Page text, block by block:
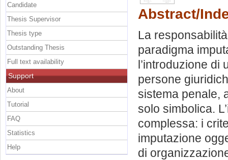
Abstract/
La
paradigma
l’introduzione di
persone
sistema penale,
solo simbolica.
complessa: i
imputazione
di
Candidate
Thesis Supervisor
Thesis type
Outstanding Thesis
Full text availability
Support
About
Tutorial
FAQ
Statistics
Help